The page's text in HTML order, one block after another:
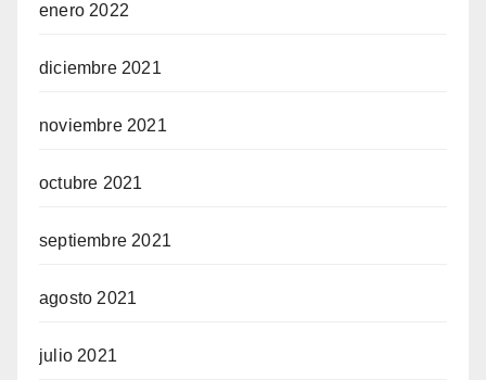
enero 2022
diciembre 2021
noviembre 2021
octubre 2021
septiembre 2021
agosto 2021
julio 2021